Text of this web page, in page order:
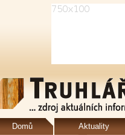
Domů Aktuality